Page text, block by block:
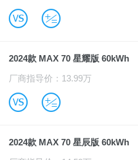
B u
2024款 MAX 70 星耀版 60kWh
厂商指导价：13.99万
B u
2024款 MAX 70 星辰版 60kWh